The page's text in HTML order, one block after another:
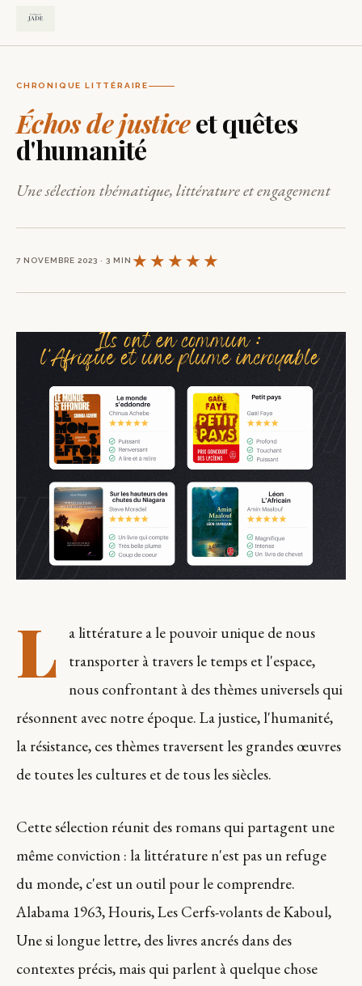
CHRONIQUE LITTÉRAIRE
Échos de justiceet quêtes
d'humanité
Une sélection thématique, littérature et engagement
7 NOVEMBRE 2023 · 3 MIN ★★★★★
L
a littérature a le pouvoir unique de nous
transporter à travers le temps et l'espace,
nous confrontant à des thèmes universels qui
résonnent avec notre époque. La justice, l'humanité,
la résistance, ces thèmes traversent les grandes œuvres
de toutes les cultures et de tous les siècles.
Cette sélection réunit des romans qui partagent une
même conviction : la littérature n'est pas un refuge
du monde, c'est un outil pour le comprendre.
Alabama 1963, Houris, Les Cerfs-volants de Kaboul,
Une si longue lettre, des livres ancrés dans des
contextes précis, mais qui parlent à quelque chose